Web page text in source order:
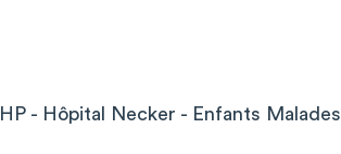
- Hôpital Necker - Enfants Malades